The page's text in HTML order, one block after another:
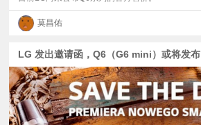
评
视
莫昌佑
LG 发出邀请函，Q6（G6 mini）或将发布